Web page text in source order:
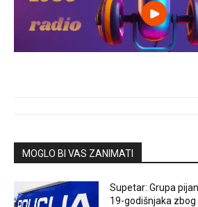
MOGLO BI VAS ZANIMATI
Supetar: Grupa
19-godišnjaka zbog